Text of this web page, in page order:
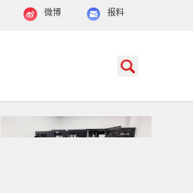
报料
微博